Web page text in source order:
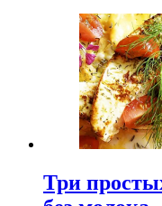
Три